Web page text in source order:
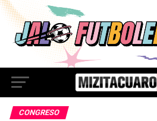
CONGRESO